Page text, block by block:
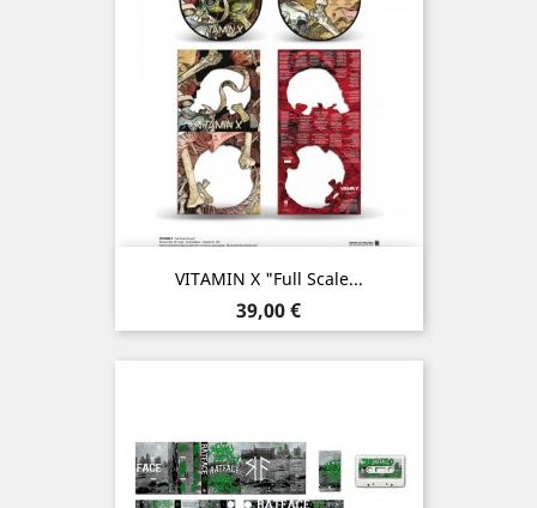
VITAMIN X "Full Scale...
Prix
39,00 €